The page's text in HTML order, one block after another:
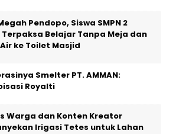
Pendopo, Siswa SMPN 2
Terpaksa Belajar Tanpa Meja dan
ke Toilet Masjid
Smelter PT. AMMAN:
Royalti
Warga dan Konten Kreator
Irigasi Tetes untuk Lahan